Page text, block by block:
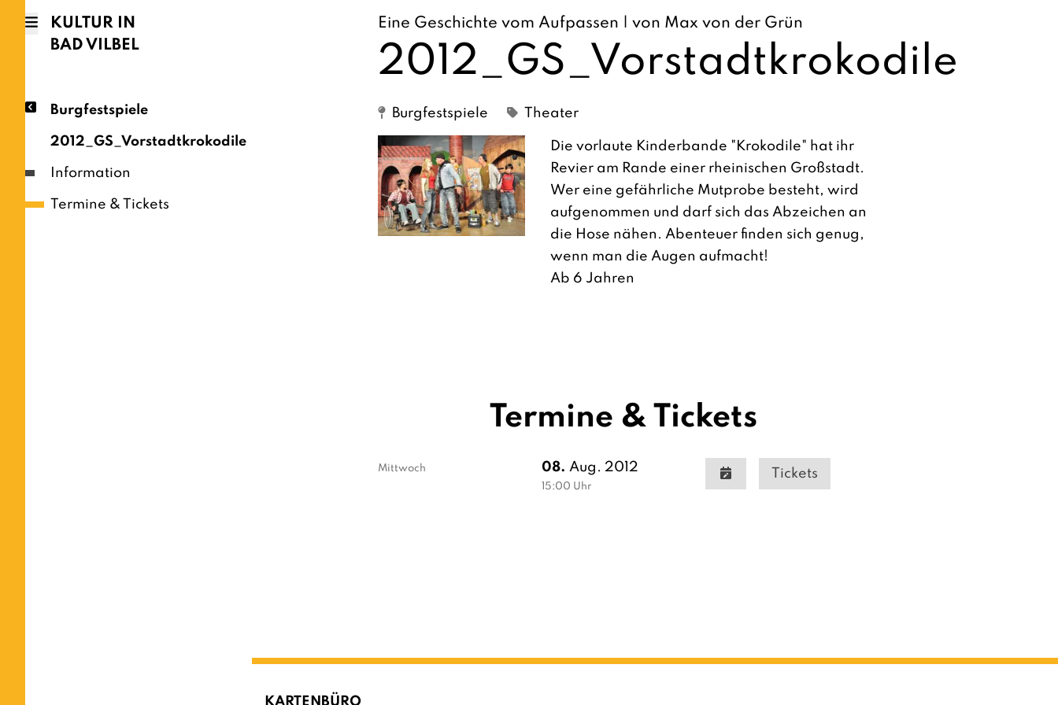
KULTUR IN
BAD VILBEL
Burgfestspiele
2012_GS_Vorstadtkrokodile
Information
Termine & Tickets
Eine Geschichte vom Aufpassen | von Max von der Grün
2012_GS_Vorstadtkrokodile
Burgfestspiele Theater
Die vorlaute Kinderbande "Krokodile" hat ihr
Revier am Rande einer rheinischen Großstadt.
Wer eine gefährliche Mutprobe besteht, wird
aufgenommen und darf sich das Abzeichen an
die Hose nähen. Abenteuer finden sich genug,
wenn man die Augen aufmacht!
Ab 6 Jahren
Termine & Tickets
Mittwoch 08. Aug. 2012
15:00 Uhr
Tickets
KARTENBÜRO